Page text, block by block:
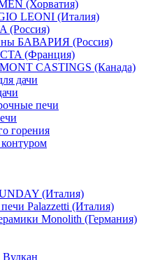
(Хорватия)
LEONI (Италия)
(Россия)
БАВАРИЯ (Россия)
(Франция)
CASTINGS (Канада)
дачи
печи
горения
(Италия)
Palazzetti (Италия)
Monolith (Германия)